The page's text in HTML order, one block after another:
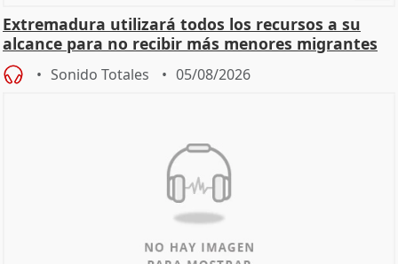
Extremadura utilizará todos los recursos a su
alcance para no recibir más menores migrantes
Sonido Totales 05/08/2026